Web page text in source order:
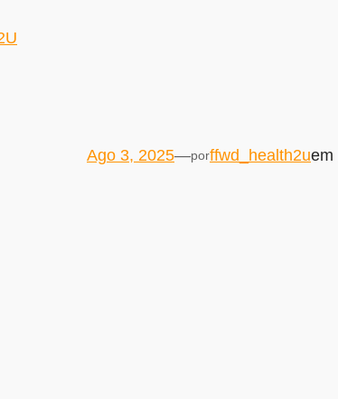
Ago 3, 2025—porffwd_health2uem